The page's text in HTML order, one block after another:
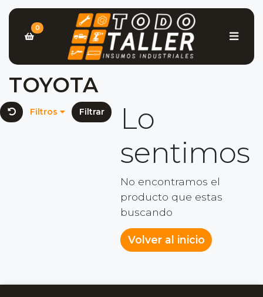
0
TOYOTA
Filtros Filtrar
Lo
sentimos
No encontramos el
producto que estas
buscando
Volver al inicio